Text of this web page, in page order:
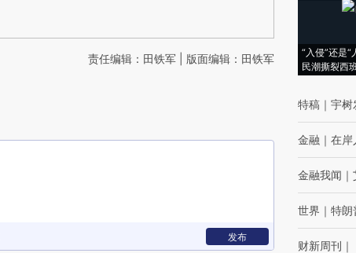
责任编辑：田铁军 | 版面编辑：田铁军
发布
“入侵”还是“
民潮撕裂西
特稿 ｜ 宇树
金融 ｜ 在岸
金融我闻 ｜
世界 ｜ 特朗
财新周刊 ｜